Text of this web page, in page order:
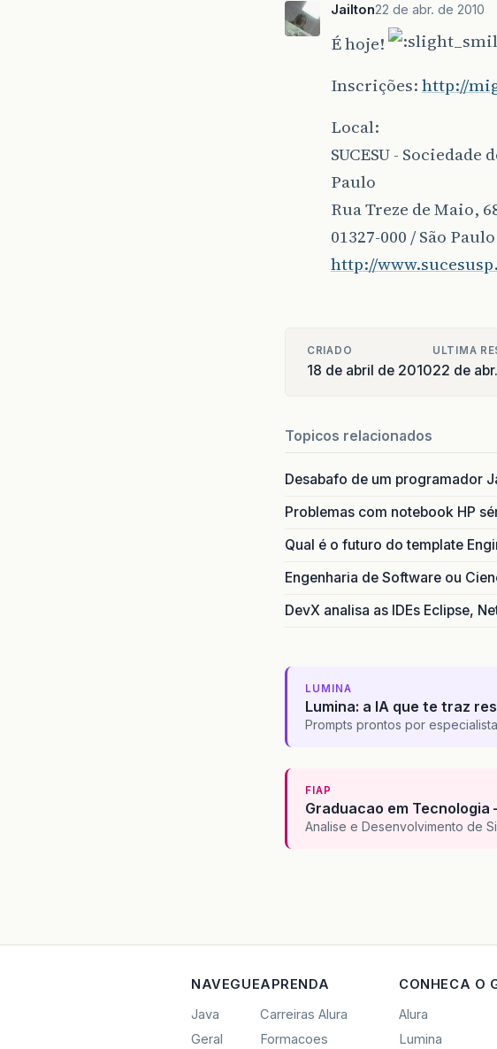
Jailton22 de abr. de 2010
É hoje!
Inscrições:http://
Local:
SUCESU -
Paulo
Rua Treze de Maio,
01327-000 / São Paulo
http://
CRIADO
18 de abril de 2010
ULTIMA
22 de
Topicos relacionados
Desabafo de um programador
Problemas com notebook HP
Qual é o futuro do template
Engenharia de Software ou
DevX analisa as IDEs Eclipse,
LUMINA
Lumina: a IA que te traz
Prompts prontos por
FIAP
Graduacao em Tecnologia
Analise e Desenvolvimento de
NAVEGUE
Java
Geral
APRENDA
Carreiras Alura
Formacoes
CONHECA O
Alura
Lumina